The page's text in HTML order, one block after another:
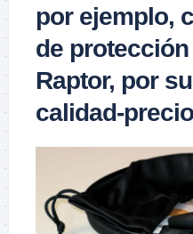
por ejemplo,
de
Raptor, por
calidad-